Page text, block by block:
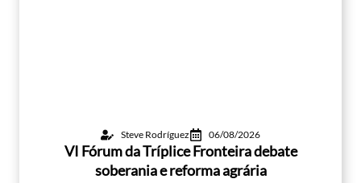
Steve Rodríguez 06/08/2026
VI Fórum da Tríplice Fronteira debate
soberania e reforma agrária